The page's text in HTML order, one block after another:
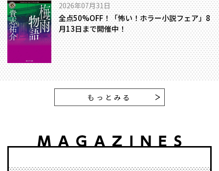
2026年07月31日
全点50%OFF！「怖い！ホラー小説フェア」8
月13日まで開催中！
もっとみる